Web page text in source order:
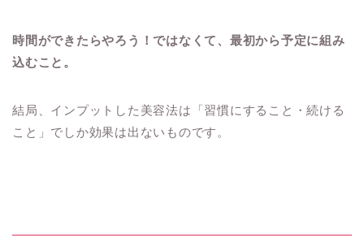
時間ができたらやろう！ではなくて、最初から予定に組み
込むこと。
結局、インプットした美容法は「習慣にすること・続ける
こと」でしか効果は出ないものです。